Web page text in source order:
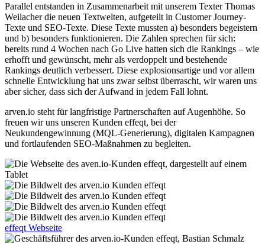
Parallel entstanden in Zusammenarbeit mit unserem Texter Thomas
Weilacher die neuen Textwelten, aufgeteilt in Customer Journey-
Texte und SEO-Texte. Diese Texte mussten a) besonders begeistern
und b) besonders funktionieren. Die Zahlen sprechen für sich:
bereits rund 4 Wochen nach Go Live hatten sich die Rankings – wie
erhofft und gewünscht, mehr als verdoppelt und bestehende
Rankings deutlich verbessert. Diese explosionsartige und vor allem
schnelle Entwicklung hat uns zwar selbst überrascht, wir waren uns
aber sicher, dass sich der Aufwand in jedem Fall lohnt.
arven.io steht für langfristige Partnerschaften auf Augenhöhe. So
freuen wir uns unseren Kunden effeqt, bei der
Neukundengewinnung (MQL-Generierung), digitalen Kampagnen
und fortlaufenden SEO-Maßnahmen zu begleiten.
effeqt Webseite